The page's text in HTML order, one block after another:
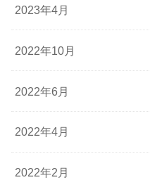
2023年4月
2022年10月
2022年6月
2022年4月
2022年2月